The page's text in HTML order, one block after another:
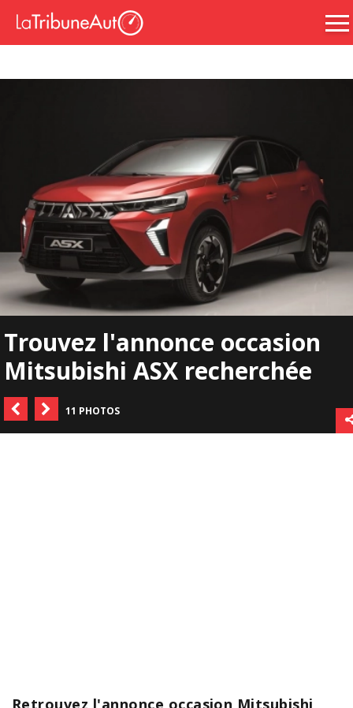
Trouvez l'annonce occasion
Mitsubishi ASX recherchée
11 PHOTOS
Retrouvez l'annonce occasion Mitsubishi